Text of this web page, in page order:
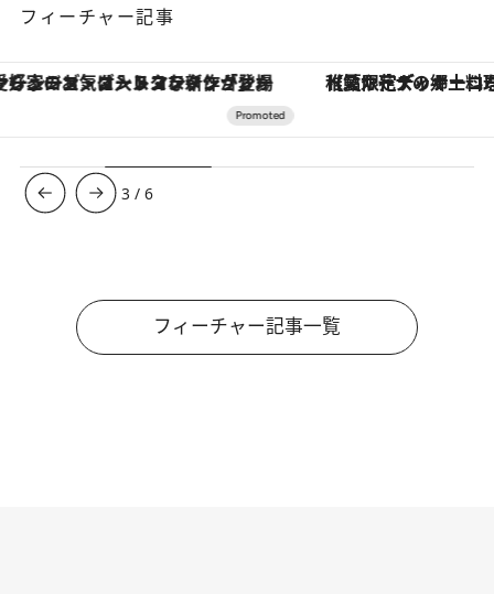
フィーチャー記事
【夏限定ディナーコース】旬を迎える稚鮎や花ズッキーニなどをイタリア・トスカーナの郷土料理の手法で満喫！ 【銀座で出合う最旬美容】美髪ケアや上質
3 /6
フィーチャー記事一覧